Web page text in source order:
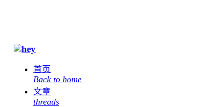
首页
Back to home
文章
threads